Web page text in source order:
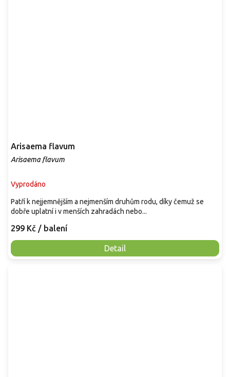
Arisaema flavum
Arisaema flavum
Vyprodáno
299 Kč / balení
Detail
Patří k nejjemnějším a nejmenším druhům rodu, díky čemuž se
dobře uplatní i v menších zahradách nebo...